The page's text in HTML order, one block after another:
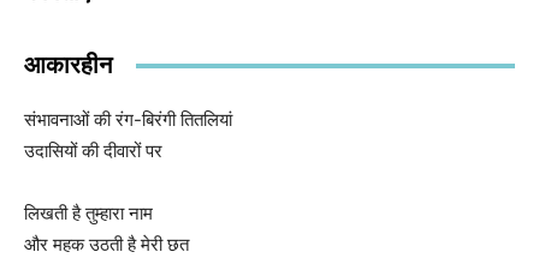
आकारहीन
संभावनाओं की रंग-बिरंगी तितलियां
उदासियों की दीवारों पर
लिखती है तुम्हारा नाम
और महक उठती है मेरी छत